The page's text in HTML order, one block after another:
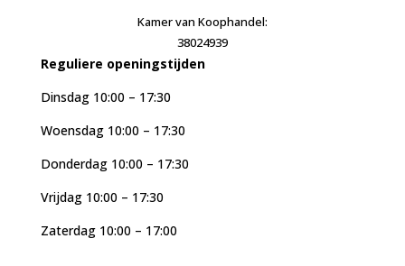
Kamer van Koophandel:
38024939
Reguliere openingstijden
Dinsdag 10:00 – 17:30
Woensdag 10:00 – 17:30
Donderdag 10:00 – 17:30
Vrijdag 10:00 – 17:30
Zaterdag 10:00 – 17:00